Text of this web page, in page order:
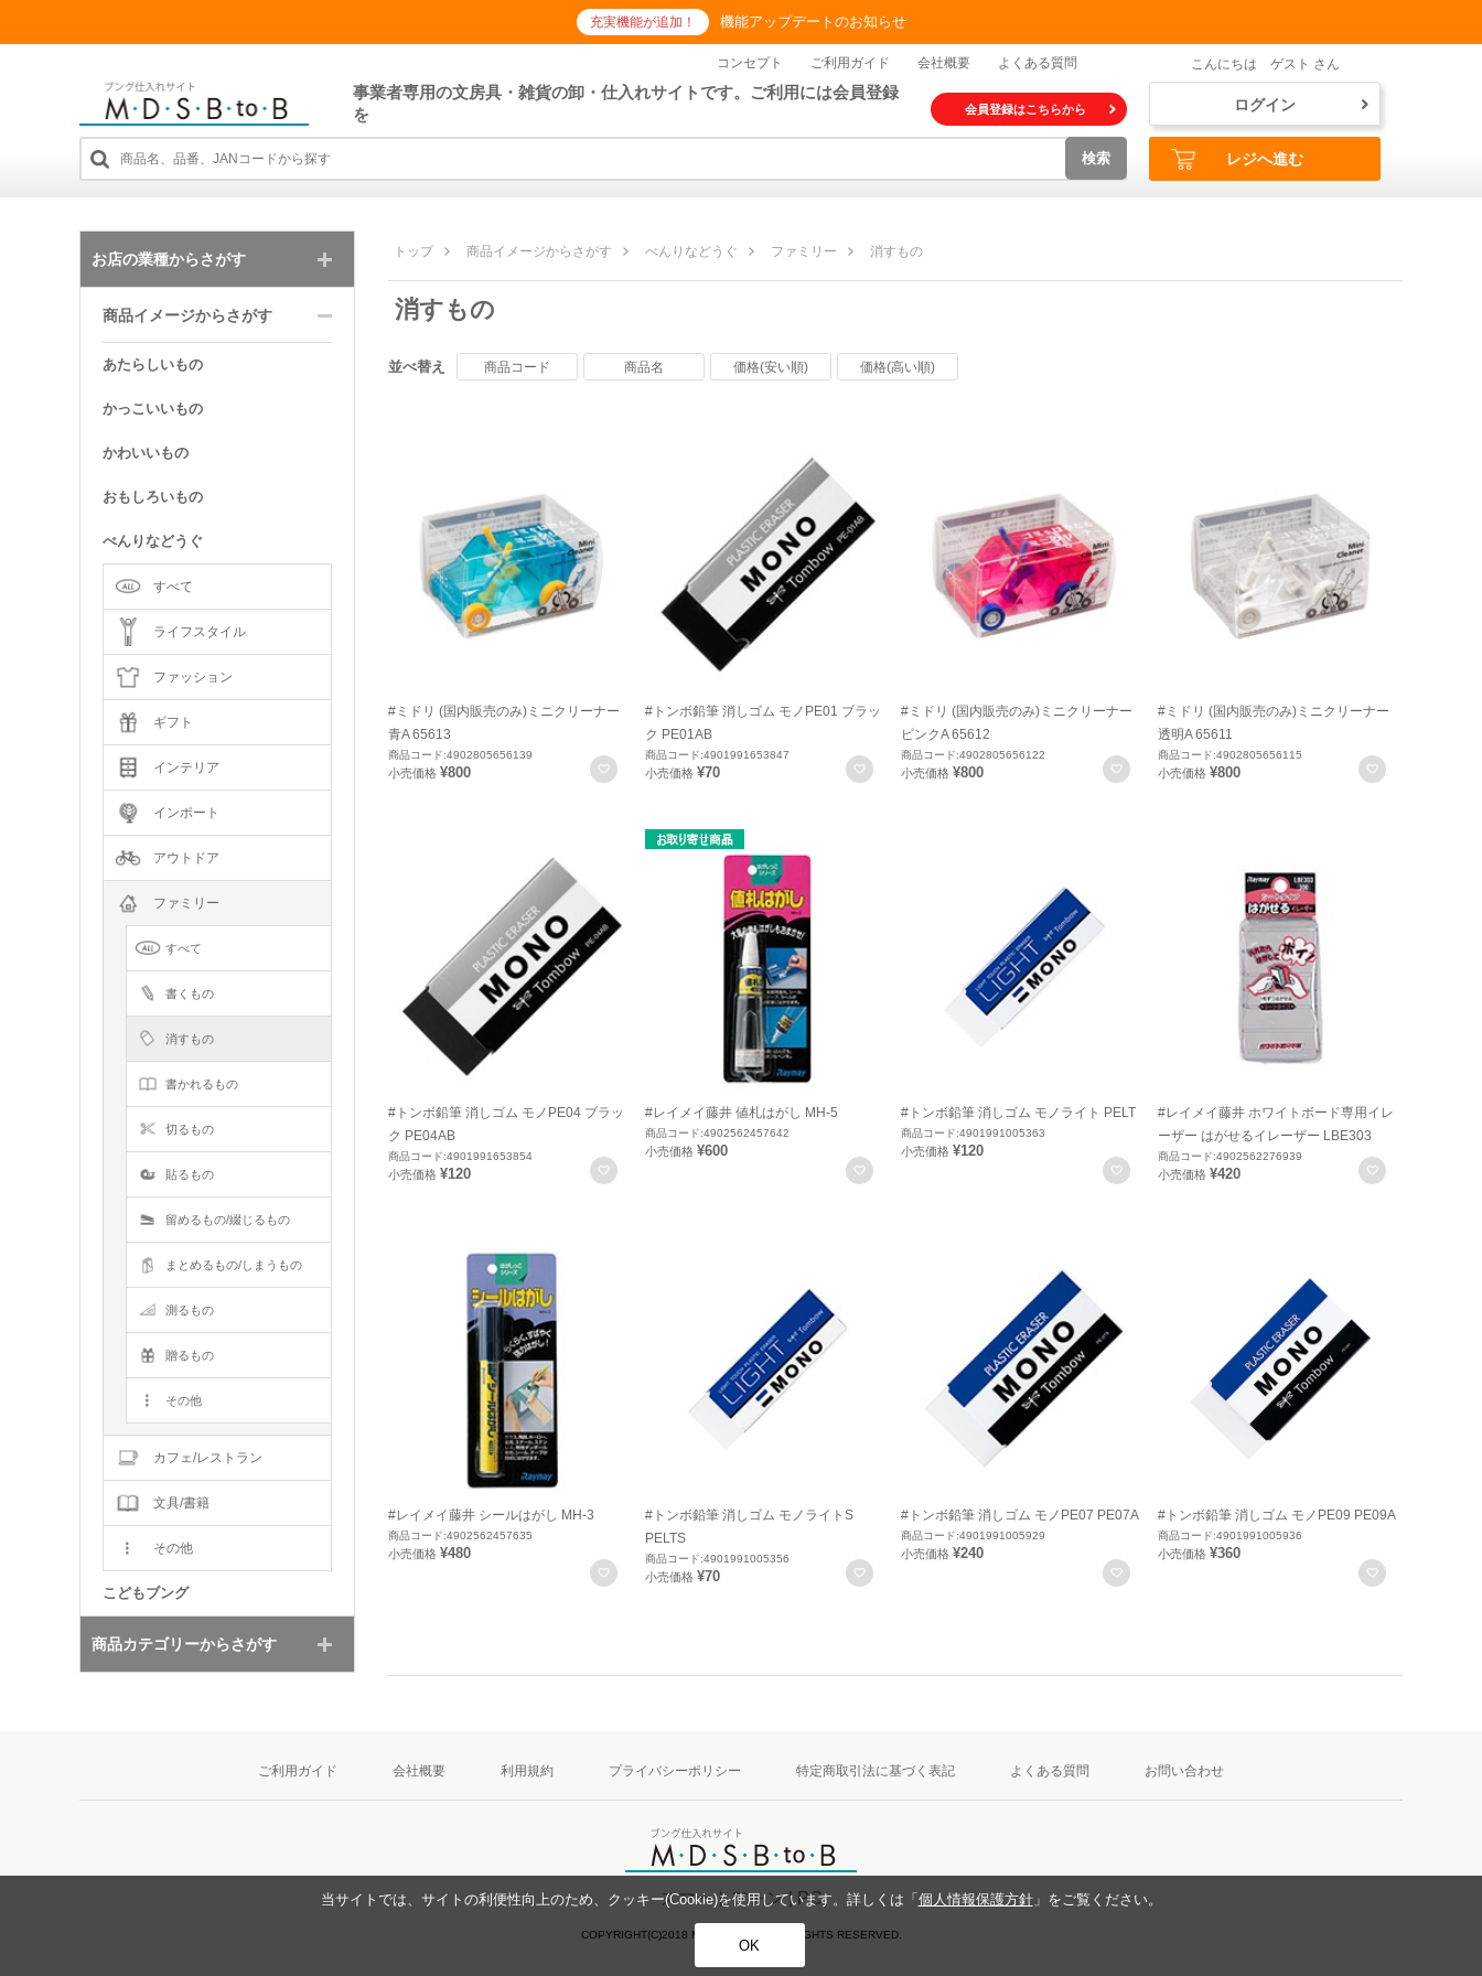
充実機能が追加！ 機能アップデートのお知らせ
コンセプト ご利用ガイド 会社概要 よくある質問
事業者専用の文房具・雑貨の卸・仕入れサイトです。ご利用には会員登録
を
会員登録はこちらから
検索
こんにちは ゲスト さん
ログイン
レジへ進む
トップ 商品イメージからさがす べんりなどうぐ ファミリー 消すもの
消すもの
並べ替え 商品コード 商品名 価格(安い順) 価格(高い順)
#ミドリ (国内販売のみ)ミニクリーナー
青A 65613
商品コード:4902805656139
小売価格 ¥800 お気に入りに登録
#トンボ鉛筆 消しゴム モノPE01 ブラッ
ク PE01AB
商品コード:4901991653847
小売価格 ¥70 お気に入りに登録
#ミドリ (国内販売のみ)ミニクリーナー
ピンクA 65612
商品コード:4902805656122
小売価格 ¥800 お気に入りに登録
#ミドリ (国内販売のみ)ミニクリーナー
透明A 65611
商品コード:4902805656115
小売価格 ¥800
#トンボ鉛筆 消しゴム モノPE04 ブラッ
ク PE04AB
商品コード:4901991653854
小売価格 ¥120 お気に入りに登録
#レイメイ藤井 値札はがし MH-5
商品コード:4902562457642
小売価格 ¥600
#トンボ鉛筆 消しゴム モノライト PELT
商品コード:4901991005363
小売価格 ¥120
お気に入りに登録
#レイメイ藤井 ホワイトボード専用イレ
ーザー はがせるイレーザー LBE303
商品コード:4902562276939
小売価格 ¥420
#レイメイ藤井 シールはがし MH-3
商品コード:4902562457635
小売価格 ¥480
お気に入りに登録
#トンボ鉛筆 消しゴム モノライトS
PELTS
商品コード:4901991005356
小売価格 ¥70
#トンボ鉛筆 消しゴム モノPE07 PE07A
商品コード:4901991005929
小売価格 ¥240
お気に入りに登録
#トンボ鉛筆 消しゴム モノPE09 PE09A
商品コード:4901991005936
小売価格 ¥360
お店の業種からさがす
商品イメージからさがす
あたらしいもの
かっこいいもの
かわいいもの
おもしろいもの
べんりなどうぐ
すべて
ライフスタイル
ファッション
ギフト
インテリア
インポート
アウトドア
ファミリー
すべて
書くもの
消すもの
書かれるもの
切るもの
貼るもの
留めるもの/綴じるもの
まとめるもの/しまうもの
測るもの
贈るもの
その他
カフェ/レストラン
文具/書籍
その他
こどもブング
商品カテゴリーからさがす
ご利用ガイド 会社概要 利用規約 プライバシーポリシー 特定商取引法に基づく表記 よくある質問 お問い合わせ
スマートフォン| PC
COPYRIGHT(C)2018 MDS CO.,LTD. ALL RIGHTS RESERVED.
当サイトでは、サイトの利便性向上のため、クッキー(Cookie)を使用しています。詳しくは「 個人情報保護方針」をご覧ください。
OK